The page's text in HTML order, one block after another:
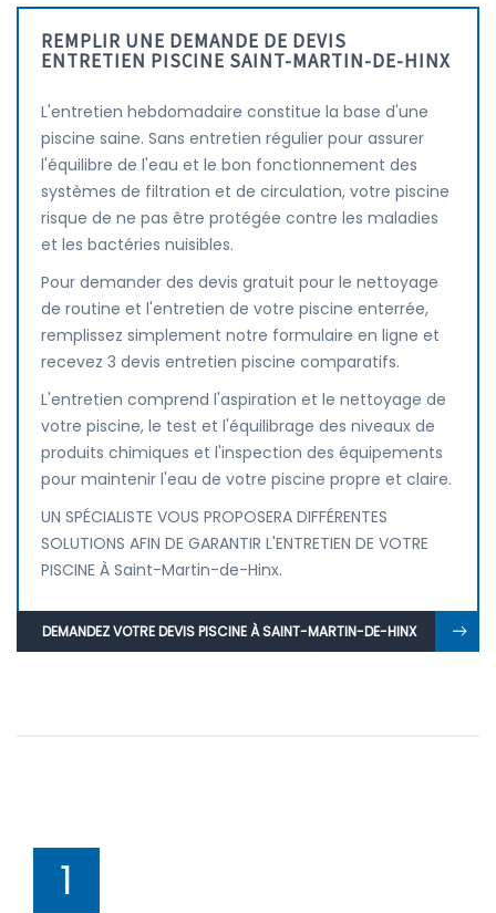
REMPLIR UNE DEMANDE DE DEVIS
ENTRETIEN PISCINE SAINT-MARTIN-DE-HINX
L'entretien hebdomadaire constitue la base d'une
piscine saine. Sans entretien régulier pour assurer
l'équilibre de l'eau et le bon fonctionnement des
systèmes de filtration et de circulation, votre piscine
risque de ne pas être protégée contre les maladies
et les bactéries nuisibles.
Pour demander des devis gratuit pour le nettoyage
de routine et l'entretien de votre piscine enterrée,
remplissez simplement notre formulaire en ligne et
recevez 3 devis entretien piscine comparatifs.
L'entretien comprend l'aspiration et le nettoyage de
votre piscine, le test et l'équilibrage des niveaux de
produits chimiques et l'inspection des équipements
pour maintenir l'eau de votre piscine propre et claire.
UN SPÉCIALISTE VOUS PROPOSERA DIFFÉRENTES
SOLUTIONS AFIN DE GARANTIR L'ENTRETIEN DE VOTRE
PISCINE À Saint-Martin-de-Hinx.
DEMANDEZ VOTRE DEVIS PISCINE À SAINT-MARTIN-DE-HINX
1